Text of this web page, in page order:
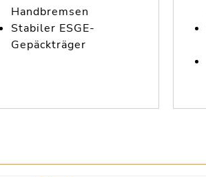
Handbremsen
Stabiler ESGE-
Gepäckträger